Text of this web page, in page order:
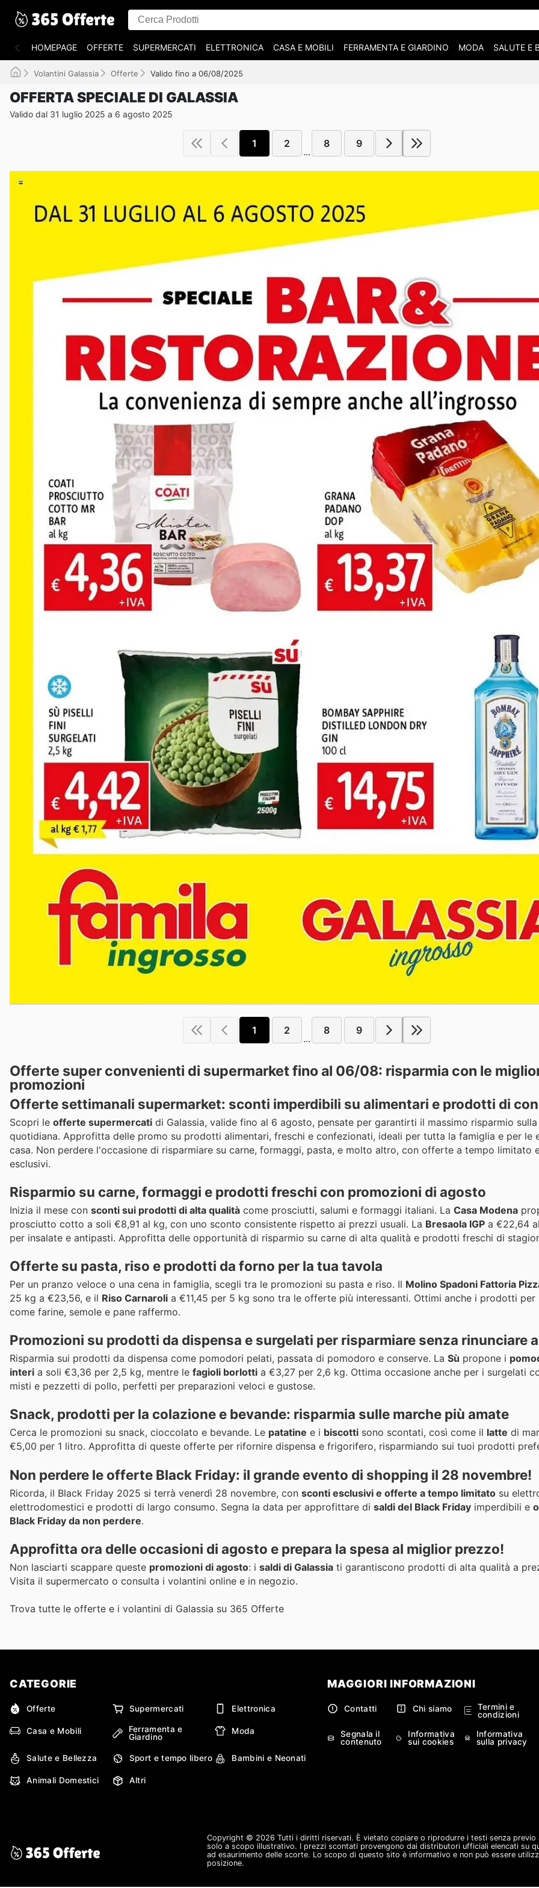
HOMEPAGE OFFERTE SUPERMERCATI ELETTRONICA CASA E MOBILI FERRAMENTA E GIARDINO MODA SALUTE E
Volantini Galassia Offerte Valido fino a 06/08/2025
OFFERTA SPECIALE DI GALASSIA
Valido dal 31 luglio 2025 a 6 agosto 2025
1 2
...
8 9
1 2
...
8 9
Offerte super convenienti di supermarket fino al 06/08: risparmia con le
promozioni
Offerte settimanali supermarket: sconti imperdibili su alimentari e prodotti di
Scopri le offerte supermercati di Galassia, valide fino al 6 agosto, pensate per garantirti il massimo risparmio sulla
quotidiana. Approfitta delle promo su prodotti alimentari, freschi e confezionati, ideali per tutta la famiglia e per le
casa. Non perdere l'occasione di risparmiare su carne, formaggi, pasta, e molto altro, con offerte a tempo limitato
esclusivi.
Risparmio su carne, formaggi e prodotti freschi con promozioni di agosto
Inizia il mese con sconti sui prodotti di alta qualità come prosciutti, salumi e formaggi italiani. La Casa Modena
prosciutto cotto a soli €8,91 al kg, con uno sconto consistente rispetto ai prezzi usuali. La Bresaola IGP a €22,64
per insalate e antipasti. Approfitta delle opportunità di risparmio su carne di alta qualità e prodotti freschi di
Offerte su pasta, riso e prodotti da forno per la tua tavola
Per un pranzo veloce o una cena in famiglia, scegli tra le promozioni su pasta e riso. Il Molino Spadoni Fattoria
25 kg a €23,56, e il Riso Carnaroli a €11,45 per 5 kg sono tra le offerte più interessanti. Ottimi anche i prodotti per
come farine, semole e pane raffermo.
Promozioni su prodotti da dispensa e surgelati per risparmiare senza rinunciare
Risparmia sui prodotti da dispensa come pomodori pelati, passata di pomodoro e conserve. La Sù propone i
interi a soli €3,36 per 2,5 kg, mentre le fagioli borlotti a €3,27 per 2,6 kg. Ottima occasione anche per i surgelati
misti e pezzetti di pollo, perfetti per preparazioni veloci e gustose.
Snack, prodotti per la colazione e bevande: risparmia sulle marche più amate
Cerca le promozioni su snack, cioccolato e bevande. Le patatine e i biscotti sono scontati, così come il latte di
€5,00 per 1 litro. Approfitta di queste offerte per rifornire dispensa e frigorifero, risparmiando sui tuoi prodotti
Non perdere le offerte Black Friday: il grande evento di shopping il 28 novembre!
Ricorda, il Black Friday 2025 si terrà venerdì 28 novembre, con sconti esclusivi e offerte a tempo limitato su
elettrodomestici e prodotti di largo consumo. Segna la data per approfittare di saldi del Black Friday imperdibili e
Black Friday da non perdere.
Approfitta ora delle occasioni di agosto e prepara la spesa al miglior prezzo!
Non lasciarti scappare queste promozioni di agosto: i saldi di Galassia ti garantiscono prodotti di alta qualità a
Visita il supermercato o consulta i volantini online e in negozio.
Trova tutte le offerte e i volantini di Galassia su 365 Offerte
CATEGORIE
Offerte Supermercati Elettronica
Casa e Mobili
Ferramenta e
Giardino
Moda
Salute e Bellezza Sport e tempo libero Bambini e Neonati
Animali Domestici Altri
MAGGIORI INFORMAZIONI
Contatti Chi siamo
Termini e
condizioni
Segnala il
contenuto
Informativa
sui cookies
Informativa
sulla privacy
Copyright © 2026 Tutti i diritti riservati. È vietato copiare o riprodurre i testi senza
solo a scopo illustrativo. I prezzi scontati provengono dai distributori ufficiali elencati su
ad esaurimento delle scorte. Lo scopo di questo sito è informativo e non può essere
posizione.